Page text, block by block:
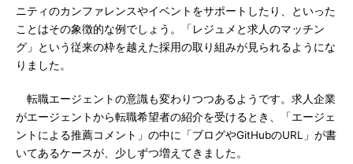
ニティのカンファレンスやイベントをサポートしたり、といった
ことはその象徴的な例でしょう。「レジュメと求人のマッチン
グ」という従来の枠を越えた採用の取り組みが見られるようにな
りました。
転職エージェントの意識も変わりつつあるようです。求人企業
がエージェントから転職希望者の紹介を受けるとき、「エージェ
ントによる推薦コメント」の中に「ブログやGitHubのURL」が書
いてあるケースが、少しずつ増えてきました。